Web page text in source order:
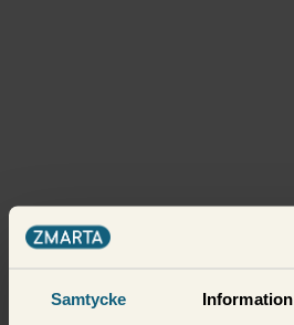
Samtycke Information